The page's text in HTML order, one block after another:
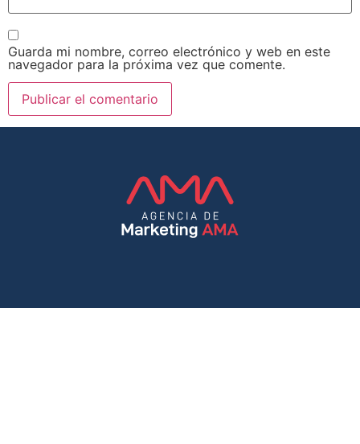
Guarda mi nombre, correo electrónico y web en este
navegador para la próxima vez que comente.